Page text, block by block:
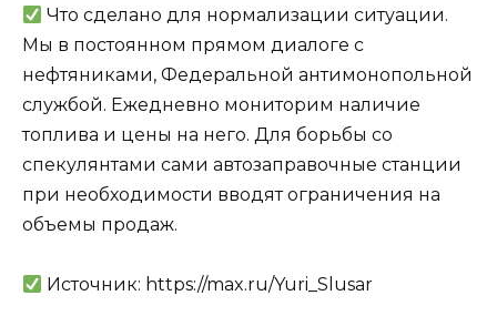
Что сделано для нормализации ситуации.
Мы в постоянном прямом диалоге с
нефтяниками, Федеральной антимонопольной
службой. Ежедневно мониторим наличие
топлива и цены на него. Для борьбы со
спекулянтами сами автозаправочные станции
при необходимости вводят ограничения на
объемы продаж.
Источник: https://max.ru/Yuri_Slusar